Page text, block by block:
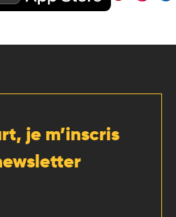
je m’inscris